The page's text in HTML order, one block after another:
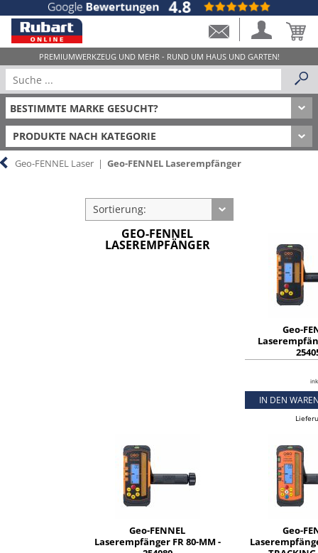
PRODUKTE NACH KATEGORIE
Geo-FENNEL Laser |Geo-FENNEL Laserempfänger
Sortierung:
GEO-FENNEL
LASEREMPFÄNGER
Geo-
IN DEN
Geo-FENNEL
Laserempfänger FR 80-MM -
Geo-